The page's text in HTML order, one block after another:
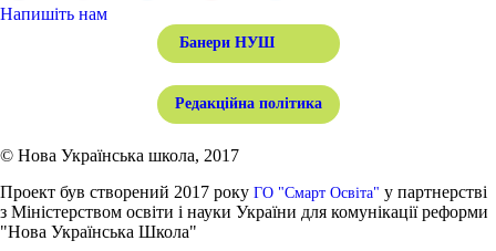
Напишіть нам
Банери НУШ
Редакційна політика
© Нова Українська школа, 2017
Проект був створений 2017 року ГО "Смарт Освіта" у партнерстві
з Міністерством освіти і науки України для комунікації реформи
"Нова Українська Школа"